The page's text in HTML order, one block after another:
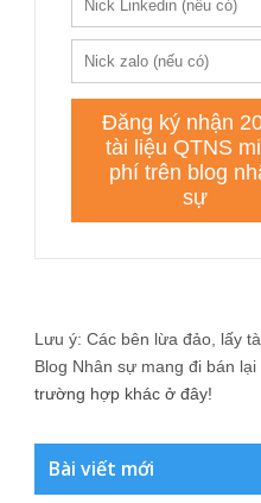
Lưu ý: Các bên lừa đảo, lấy
Blog Nhân sự mang đi bán lại
trường hợp khác ở đây!
Bài viết mới